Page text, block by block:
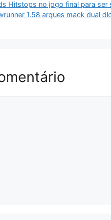
Hitstops no jogo final para
1.58 arques mack dual